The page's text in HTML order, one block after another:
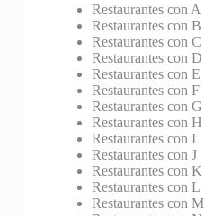
Restaurantes con A
Restaurantes con B
Restaurantes con C
Restaurantes con D
Restaurantes con E
Restaurantes con F
Restaurantes con G
Restaurantes con H
Restaurantes con I
Restaurantes con J
Restaurantes con K
Restaurantes con L
Restaurantes con M